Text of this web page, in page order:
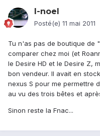
l-noel
Posté(e) 11 mai 2011
Tu n'as pas de boutique de
comparer chez moi (et
le Desire HD et le Desire Z,
bon vendeur. Il avait en
nexus S pour me permettre
au vu des trois bêtes et
Sinon reste la Fnac...